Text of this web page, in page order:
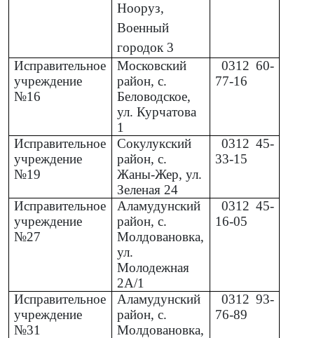
Нооруз,
Военный
городок 3
Исправительное
учреждение
№16
Московский
район, с.
Беловодское,
ул. Курчатова
1
0312 60-
77-16
Исправительное
учреждение
№19
Сокулукский
район, с.
Жаны-Жер, ул.
Зеленая 24
0312 45-
33-15
Исправительное
учреждение
№27
Аламудунский
район, с.
Молдовановка,
ул.
Молодежная
2А/1
0312 45-
16-05
Исправительное
учреждение
№31
Аламудунский
район, с.
Молдовановка,
0312 93-
76-89